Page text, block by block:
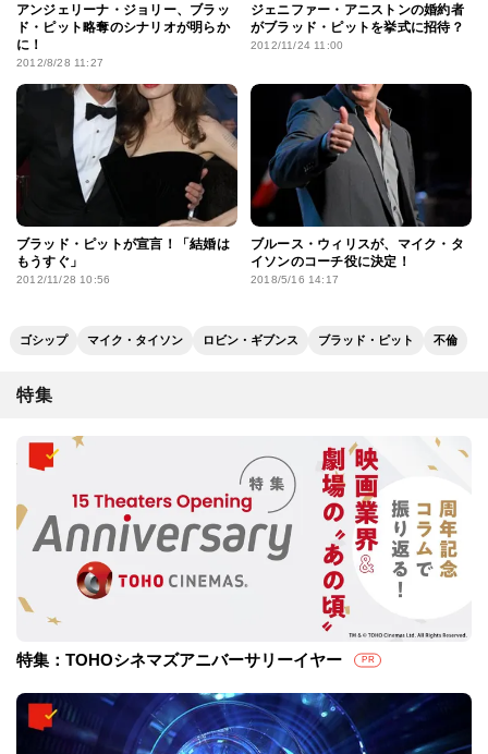
アンジェリーナ・ジョリー、ブラッ
ド・ピット略奪のシナリオが明らか
に！
2012/8/28 11:27
ジェニファー・アニストンの婚約者
がブラッド・ピットを挙式に招待？
2012/11/24 11:00
ブラッド・ピットが宣言！「結婚は
もうすぐ」
2012/11/28 10:56
ブルース・ウィリスが、マイク・タ
イソンのコーチ役に決定！
2018/5/16 14:17
ゴシップ マイク・タイソン ロビン・ギブンス ブラッド・ピット 不倫
特集
特集：TOHOシネマズアニバーサリーイヤー PR